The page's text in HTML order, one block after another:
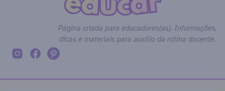
Página criada para educadores(as). Informações,
dicas e materiais para auxílio da rotina docente.